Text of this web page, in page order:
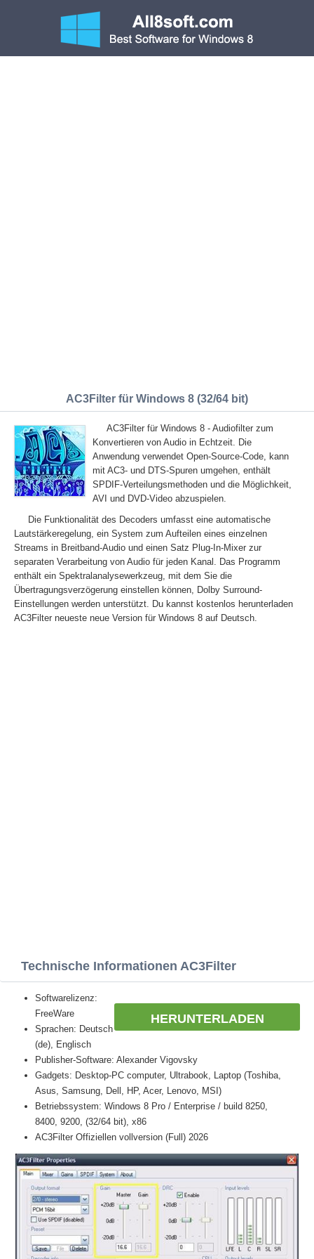
AC3Filter für Windows 8 (32/64 bit)
AC3Filter für Windows 8 - Audiofilter zum
Konvertieren von Audio in Echtzeit. Die
Anwendung verwendet Open-Source-Code, kann
mit AC3- und DTS-Spuren umgehen, enthält
SPDIF-Verteilungsmethoden und die Möglichkeit,
AVI und DVD-Video abzuspielen.
Die Funktionalität des Decoders umfasst eine automatische
Lautstärkeregelung, ein System zum Aufteilen eines einzelnen
Streams in Breitband-Audio und einen Satz Plug-In-Mixer zur
separaten Verarbeitung von Audio für jeden Kanal. Das Programm
enthält ein Spektralanalysewerkzeug, mit dem Sie die
Übertragungsverzögerung einstellen können, Dolby Surround-
Einstellungen werden unterstützt. Du kannst kostenlos herunterladen
AC3Filter neueste neue Version für Windows 8 auf Deutsch.
Technische Informationen AC3Filter
HERUNTERLADEN
Softwarelizenz:
FreeWare
Sprachen: Deutsch
(de), Englisch
Publisher-Software: Alexander Vigovsky
Gadgets: Desktop-PC computer, Ultrabook, Laptop (Toshiba,
Asus, Samsung, Dell, HP, Acer, Lenovo, MSI)
Betriebssystem: Windows 8 Pro / Enterprise / build 8250,
8400, 9200, (32/64 bit), x86
AC3Filter Offiziellen vollversion (Full) 2026